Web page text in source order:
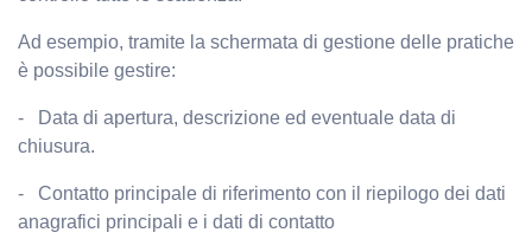
Ad esempio, tramite la schermata di gestione delle pratiche
è possibile gestire:
-
Data di apertura, descrizione ed eventuale data di
chiusura.
-
Contatto principale di riferimento con il riepilogo dei dati
anagrafici principali e i dati di contatto